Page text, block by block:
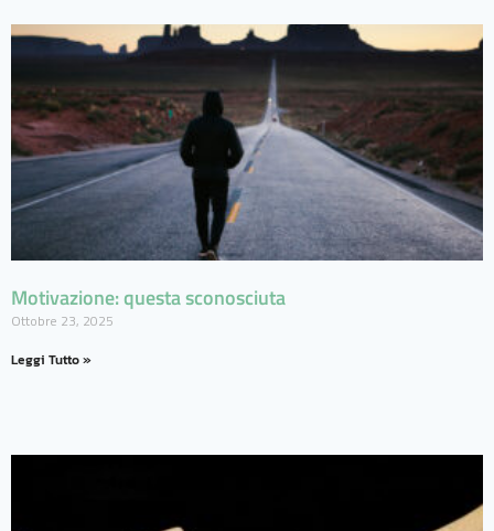
Motivazione: questa sconosciuta
Ottobre 23, 2025
Leggi Tutto »